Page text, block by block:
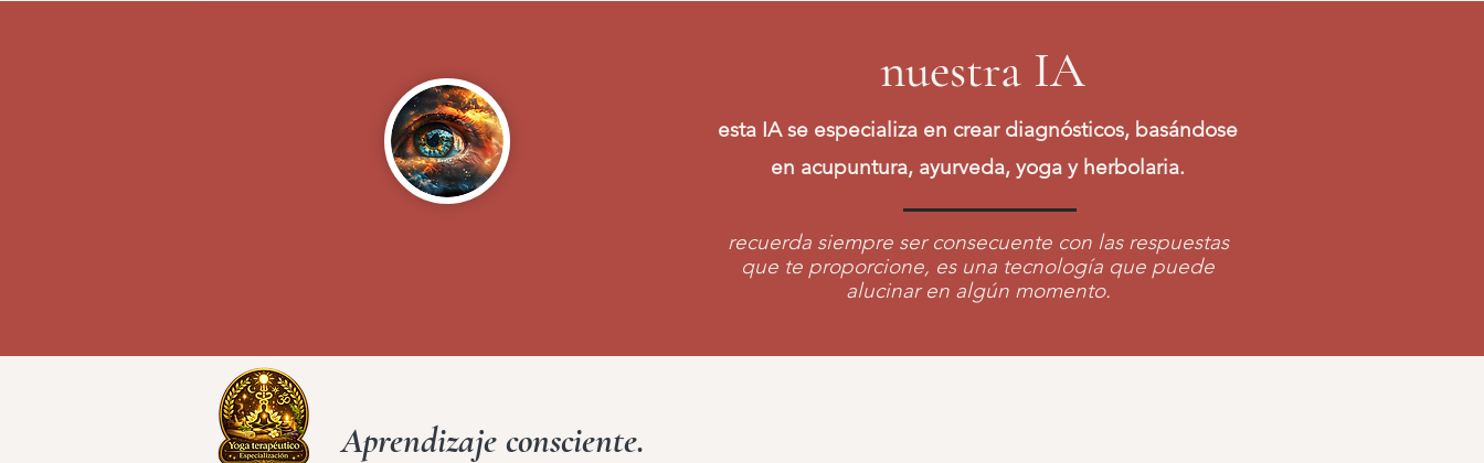
nuestra IA
esta IA se especializa en crear diagnósticos, basándose
en acupuntura, ayurveda, yoga y herbolaria.
recuerda siempre ser consecuente con las respuestas
que te proporcione, es una tecnología que puede
alucinar en algún momento.
Aprendizaje consciente.